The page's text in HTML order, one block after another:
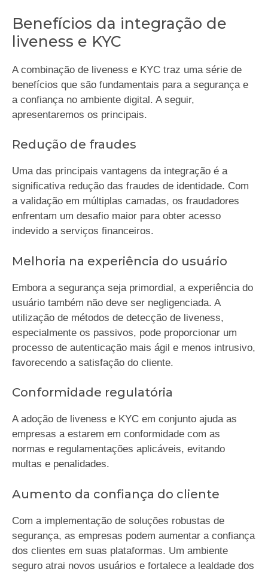
Benefícios da integração de
liveness e KYC
A combinação de liveness e KYC traz uma série de
benefícios que são fundamentais para a segurança e
a confiança no ambiente digital. A seguir,
apresentaremos os principais.
Redução de fraudes
Uma das principais vantagens da integração é a
significativa redução das fraudes de identidade. Com
a validação em múltiplas camadas, os fraudadores
enfrentam um desafio maior para obter acesso
indevido a serviços financeiros.
Melhoria na experiência do usuário
Embora a segurança seja primordial, a experiência do
usuário também não deve ser negligenciada. A
utilização de métodos de detecção de liveness,
especialmente os passivos, pode proporcionar um
processo de autenticação mais ágil e menos intrusivo,
favorecendo a satisfação do cliente.
Conformidade regulatória
A adoção de liveness e KYC em conjunto ajuda as
empresas a estarem em conformidade com as
normas e regulamentações aplicáveis, evitando
multas e penalidades.
Aumento da confiança do cliente
Com a implementação de soluções robustas de
segurança, as empresas podem aumentar a confiança
dos clientes em suas plataformas. Um ambiente
seguro atrai novos usuários e fortalece a lealdade dos